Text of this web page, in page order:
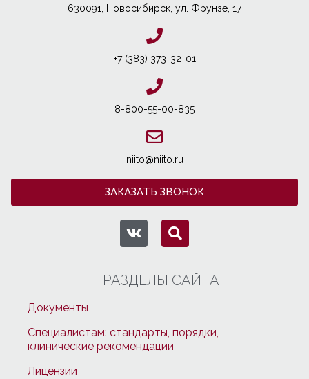
630091, Новосибирcк, ул. Фрунзе, 17
+7 (383) 373-32-01
8-800-55-00-835
niito@niito.ru
ЗАКАЗАТЬ ЗВОНОК
РАЗДЕЛЫ САЙТА
Документы
Специалистам: стандарты, порядки,
клинические рекомендации
Лицензии